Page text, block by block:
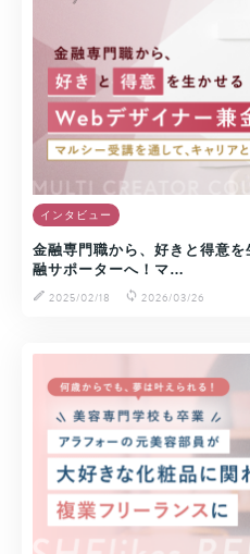
インタビュー
金融専門職から、好きと得意
融サポーターへ！マ…
2025/02/18
2026/03/26